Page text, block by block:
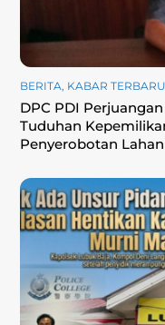
BERITA, KABAR TERBARU
DPC PDI
Tuduhan
Penyerobotan Lahan